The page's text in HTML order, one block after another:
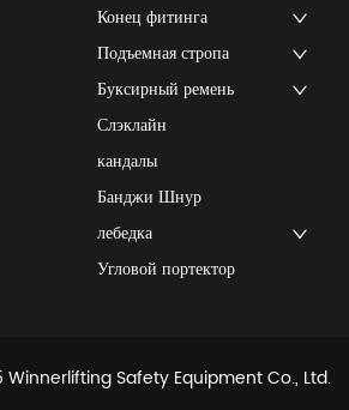
Конец фитинга
Подъемная стропа
Буксирный ремень
Слэклайн
кандалы
Банджи Шнур
лебедка
Угловой портектор
Safety Equipment Co., Ltd.